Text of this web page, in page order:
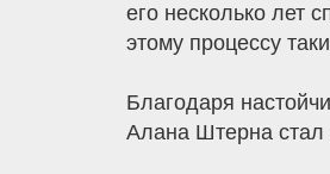
его несколько лет
этому процессу
Благодаря
Алана Штерна стал